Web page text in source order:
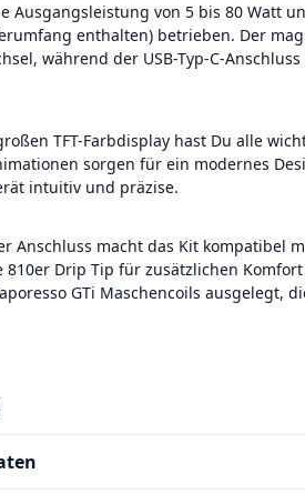
Ausgangsleistung von 5 bis 80 Watt
enthalten) betrieben. Der
während der USB-Typ-C-
TFT-Farbdisplay hast Du alle
sorgen für ein modernes
intuitiv und präzise.
Anschluss macht das Kit kompatibel
810er Drip Tip für zusätzlichen
GTi Maschencoils ausgelegt,